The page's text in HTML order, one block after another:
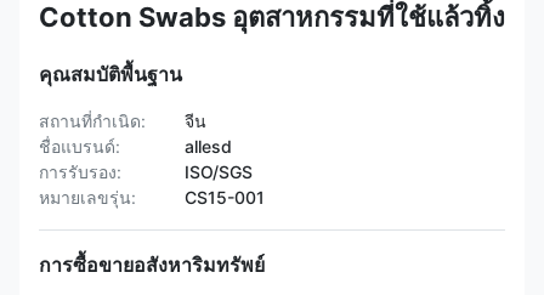
Cotton Swabs อุตสาหกรรมที่ใช้แล้วทิ้ง
คุณสมบัติพื้นฐาน
สถานที่กำเนิด:
จีน
ชื่อแบรนด์:
allesd
การรับรอง:
ISO/SGS
หมายเลขรุ่น:
CS15-001
การซื้อขายอสังหาริมทรัพย์